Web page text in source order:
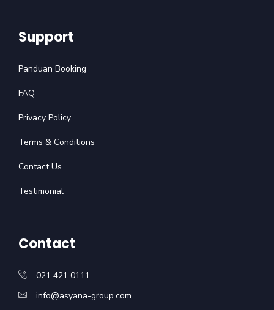
Support
Panduan Booking
FAQ
Privacy Policy
Terms & Conditions
Contact Us
Testimonial
Contact
021 421 0111
info@asyana-group.com